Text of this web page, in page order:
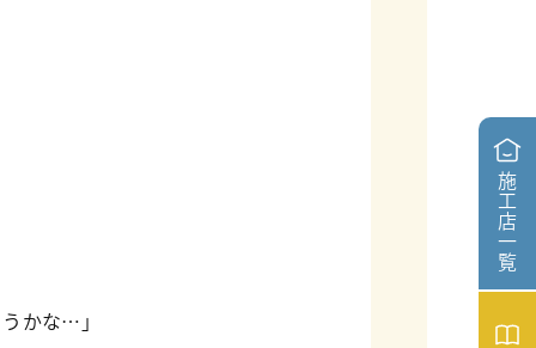
かな…」
施
工
店
一
覧